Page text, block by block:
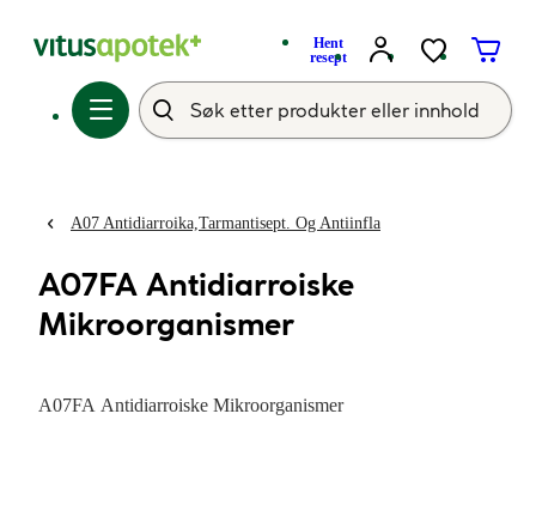
Hent
resept
A07 Antidiarroika,Tarmantisept. Og Antiinfla
A07FA Antidiarroiske
Mikroorganismer
A07FA Antidiarroiske Mikroorganismer